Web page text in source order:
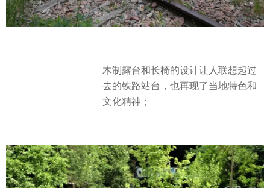
木制露台和长椅的设计让人联想起过
去的铁路站台，也再现了当地特色和
文化精神；